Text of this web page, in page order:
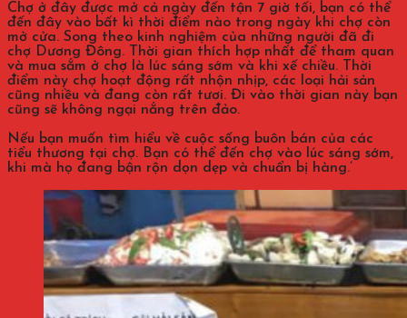
Chợ ở đây được mở cả ngày đến tận 7 giờ tối, bạn có thể
đến đây vào bất kì thời điểm nào trong ngày khi chợ còn
mở cửa. Song theo kinh nghiệm của những người đã đi
chợ Dương Đông. Thời gian thích hợp nhất để tham quan
và mua sắm ở chợ là lúc sáng sớm và khi xế chiều. Thời
điểm này chợ hoạt động rất nhộn nhịp, các loại hải sản
cũng nhiều và đang còn rất tươi. Đi vào thời gian này bạn
cũng sẽ không ngại nắng trên đảo.
Nếu bạn muốn tìm hiểu về cuộc sống buôn bán của các
tiểu thương tại chợ. Bạn có thể đến chợ vào lúc sáng sớm,
khi mà họ đang bận rộn dọn dẹp và chuẩn bị hàng.’